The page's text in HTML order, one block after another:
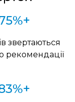
звертаються
рекомендації